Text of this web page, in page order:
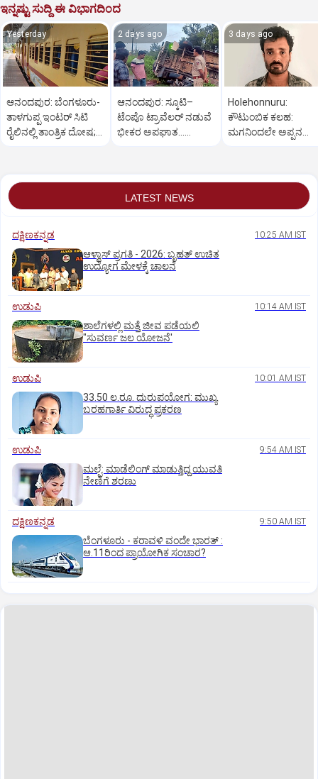
ಇನ್ನಷ್ಟು ಸುದ್ದಿ ಈ ವಿಭಾಗದಿಂದ
Yesterday
ಆನಂದಪುರ: ಬೆಂಗಳೂರು-
ತಾಳಗುಪ್ಪ ಇಂಟರ್ ಸಿಟಿ
ರೈಲಿನಲ್ಲಿ ತಾಂತ್ರಿಕ ದೋಷ;
2 days ago
ಆನಂದಪುರ: ಸ್ಕೂಟಿ–
ಟೆಂಪೊ ಟ್ರಾವೆಲರ್ ನಡುವೆ
ಭೀಕರ ಅಪಘಾತ...
3 days ago
Holehonnuru:
ಕೌಟುಂಬಿಕ ಕಲಹ:
ಮಗನಿಂದಲೇ ಅಪ್ಪನ
LATEST NEWS
ದಕ್ಷಿಣಕನ್ನಡ 10:25 AM IST
ಆಳ್ವಾಸ್‌ ಪ್ರಗತಿ - 2026: ಬೃಹತ್ ಉಚಿತ
ಉದ್ಯೋಗ ಮೇಳಕ್ಕೆ ಚಾಲನೆ
ಉಡುಪಿ 10:14 AM IST
ಶಾಲೆಗಳಲ್ಲಿ ಮತ್ತೆ ಜೀವ ಪಡೆಯಲಿ
"ಸುವರ್ಣ ಜಲ ಯೋಜನೆ'
ಉಡುಪಿ 10:01 AM IST
33.50 ಲ.ರೂ. ದುರುಪಯೋಗ: ಮುಖ್ಯ
ಬರಹಗಾರ್ತಿ ವಿರುದ್ಧ ಪ್ರಕರಣ
ಉಡುಪಿ 9:54 AM IST
ಮಲ್ಪೆ: ಮಾಡೆಲಿಂಗ್ ಮಾಡುತ್ತಿದ್ದ ಯುವತಿ
ನೇಣಿಗೆ ಶರಣು
ದಕ್ಷಿಣಕನ್ನಡ 9:50 AM IST
ಬೆಂಗಳೂರು - ಕರಾವಳಿ ವಂದೇ ಭಾರತ್‌ :
ಆ.11ರಿಂದ ಪ್ರಾಯೋಗಿಕ ಸಂಚಾರ?